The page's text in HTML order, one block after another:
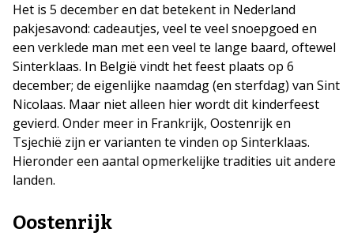
Het is 5 december en dat betekent in Nederland
pakjesavond: cadeautjes, veel te veel snoepgoed en
een verklede man met een veel te lange baard, oftewel
Sinterklaas. In België vindt het feest plaats op 6
december; de eigenlijke naamdag (en sterfdag) van Sint
Nicolaas. Maar niet alleen hier wordt dit kinderfeest
gevierd. Onder meer in Frankrijk, Oostenrijk en
Tsjechië zijn er varianten te vinden op Sinterklaas.
Hieronder een aantal opmerkelijke tradities uit andere
landen.
Oostenrijk